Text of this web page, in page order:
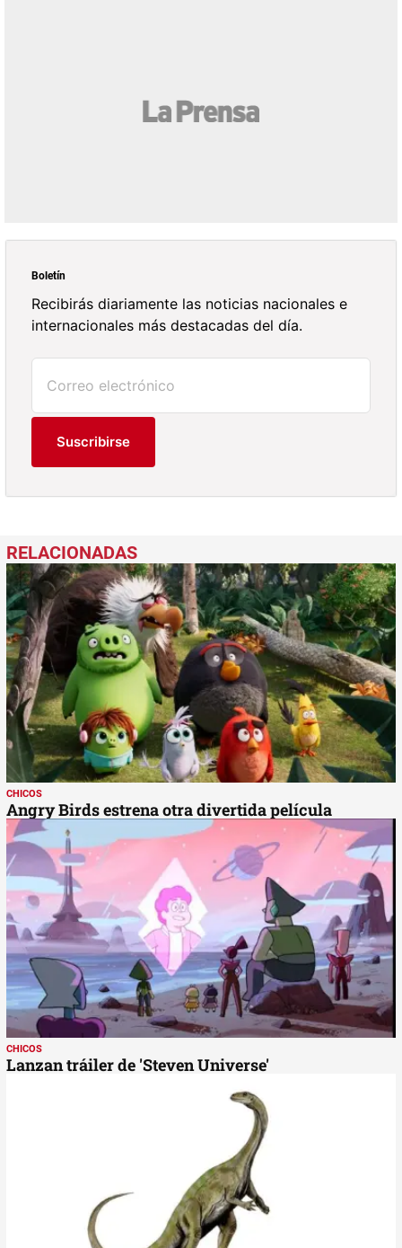
Boletín
Recibirás diariamente las noticias nacionales e
internacionales más destacadas del día.
Suscribirse
CHICOS
Angry Birds estrena otra divertida película
CHICOS
Lanzan tráiler de 'Steven Universe'